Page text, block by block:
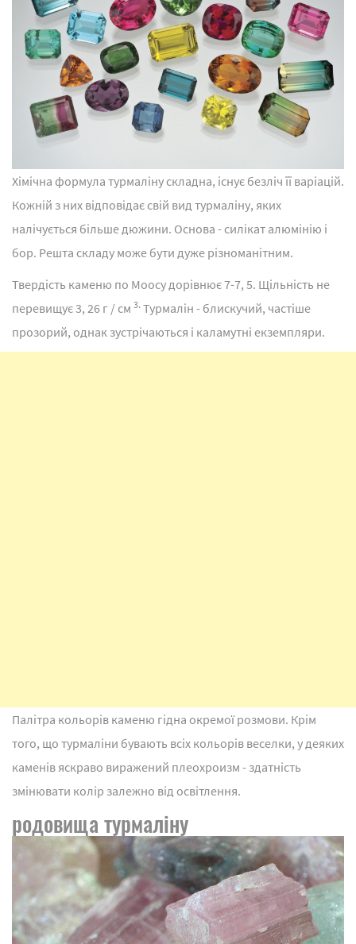
Хімічна формула турмаліну складна, існує безліч її варіацій.
Кожній з них відповідає свій вид турмаліну, яких
налічується більше дюжини. Основа - силікат алюмінію і
бор. Решта складу може бути дуже різноманітним.
Твердість каменю по Моосу дорівнює 7-7, 5. Щільність не
перевищує 3, 26 г / см 3. Турмалін - блискучий, частіше
прозорий, однак зустрічаються і каламутні екземпляри.
Палітра кольорів каменю гідна окремої розмови. Крім
того, що турмаліни бувають всіх кольорів веселки, у деяких
каменів яскраво виражений плеохроизм - здатність
змінювати колір залежно від освітлення.
родовища турмаліну